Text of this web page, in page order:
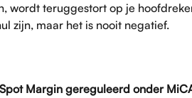
wordt teruggestort op je
zijn, maar het is nooit negatief.
Margin gereguleerd onder